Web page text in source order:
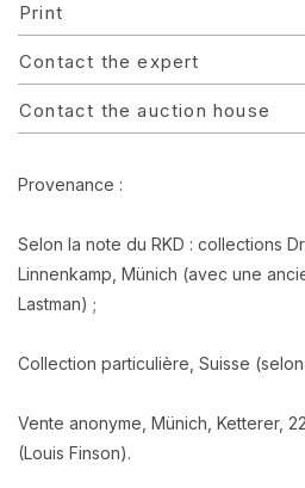
Print
Contact the expert
Contact the auction house
Provenance :
Selon la note du RKD : collections
Linnenkamp, Münich (avec une
Lastman) ;
Collection particulière, Suisse
Vente anonyme, Münich, Ketterer,
(Louis Finson).